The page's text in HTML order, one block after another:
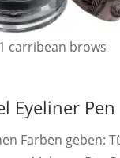
carribean brows
Eyeliner Pen
Farben geben: